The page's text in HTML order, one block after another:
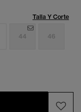
Talla Y Corte
44 46